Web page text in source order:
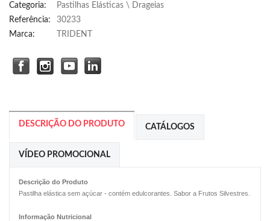
Categoria:
Pastilhas Elásticas \ Drageias
Referência:
30233
Marca:
TRIDENT
DESCRIÇÃO DO PRODUTO CATÁLOGOS
VÍDEO PROMOCIONAL
Descrição do Produto
Pastilha elástica sem açúcar - contém edulcorantes. Sabor a Frutos Silvestres.
Informação Nutricional